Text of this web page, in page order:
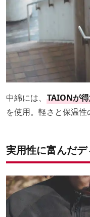
中綿には、 TAIONが
を使用。軽さと保温性
実用性に富んだ